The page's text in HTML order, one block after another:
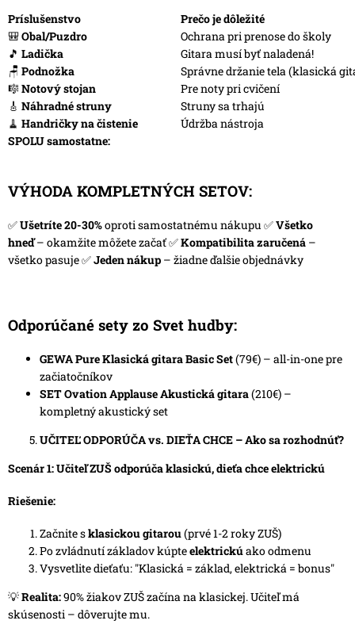
Príslušenstvo
Prečo je dôležité
🎒Obal/Puzdro
Ochrana pri prenose do školy
🎵 Ladička
Gitara musí byť naladená!
🪑 Podnožka
Správne držanie tela (klasická
🎼Notový stojan
Pre noty pri cvičení
🎸 Náhradné struny
Struny sa trhajú
🧹 Handričky na čistenie
Údržba nástroja
SPOLU samostatne:
VÝHODA KOMPLETNÝCH SETOV:
✅Ušetríte 20-30%oproti samostatnému nákupu ✅Všetko
hneď– okamžite môžete začať ✅Kompatibilita zaručená –
všetko pasuje ✅Jeden nákup – žiadne ďalšie objednávky
Odporúčané sety zo Svet hudby:
GEWA Pure Klasická gitara Basic Set(79€) – all-in-one pre
začiatočníkov
SET Ovation Applause Akustická gitara(210€) –
kompletný akustický set
UČITEĽ ODPORÚČA vs. DIEŤA CHCE – Ako sa rozhodnúť?
Scenár 1: Učiteľ ZUŠ odporúča klasickú, dieťa chce elektrickú
Riešenie:
Začnite sklasickou gitarou(prvé 1-2 roky ZUŠ)
Po zvládnutí základov kúpteelektrickúako odmenu
Vysvetlite dieťaťu: "Klasická = základ, elektrická = bonus"
💡Realita:90% žiakov ZUŠ začína na klasickej. Učiteľ má
skúsenosti – dôverujte mu.